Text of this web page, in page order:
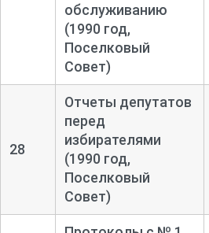
обслуживанию
(1990 год,
Поселковый
Совет)
28
Отчеты депутатов
перед
избирателями
(1990 год,
Поселковый
Совет)